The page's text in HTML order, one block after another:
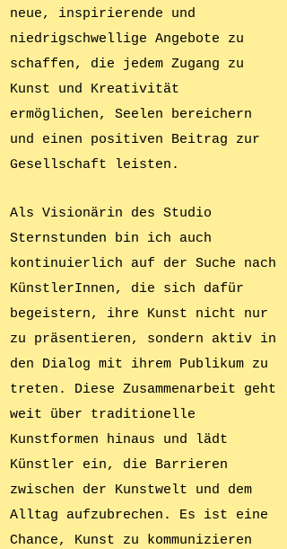
neue, inspirierende und
niedrigschwellige Angebote zu
schaffen, die jedem Zugang zu
Kunst und Kreativität
ermöglichen, Seelen bereichern
und einen positiven Beitrag zur
Gesellschaft leisten.
Als Visionärin des Studio
Sternstunden bin ich auch
kontinuierlich auf der Suche nach
KünstlerInnen, die sich dafür
begeistern, ihre Kunst nicht nur
zu präsentieren, sondern aktiv in
den Dialog mit ihrem Publikum zu
treten. Diese Zusammenarbeit geht
weit über traditionelle
Kunstformen hinaus und lädt
Künstler ein, die Barrieren
zwischen der Kunstwelt und dem
Alltag aufzubrechen. Es ist eine
Chance, Kunst zu kommunizieren